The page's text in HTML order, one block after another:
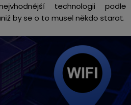
technologii podle
by se o to musel někdo starat.